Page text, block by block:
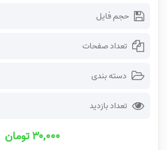
حجم فایل
تعداد صفحات
دسته بندی
تعداد بازدید
۳۰,۰۰۰ تومان